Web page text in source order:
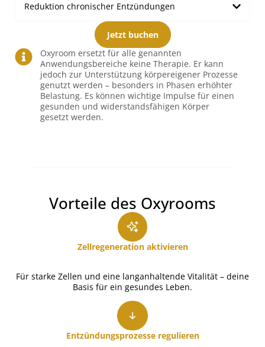
Reduktion chronischer Entzündungen
Jetzt buchen
Oxyroom ersetzt für alle genannten
Anwendungsbereiche keine Therapie. Er kann
jedoch zur Unterstützung körpereigener Prozesse
genutzt werden – besonders in Phasen erhöhter
Belastung. Es können wichtige Impulse für einen
gesunden und widerstandsfähigen Körper
gesetzt werden.
Vorteile des Oxyrooms
Zellregeneration aktivieren
Für starke Zellen und eine langanhaltende Vitalität – deine
Basis für ein gesundes Leben.
Entzündungsprozesse regulieren